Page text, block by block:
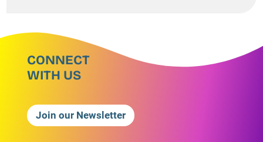
CONNECT
WITH US
Join our Newsletter